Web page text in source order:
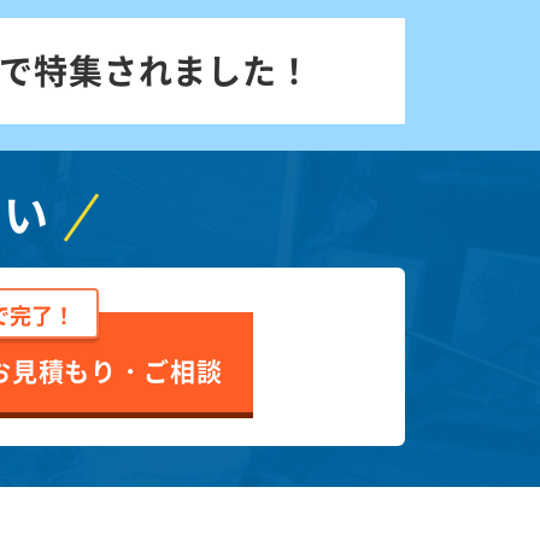
特集されました！
完了！
見積もり・ご相談